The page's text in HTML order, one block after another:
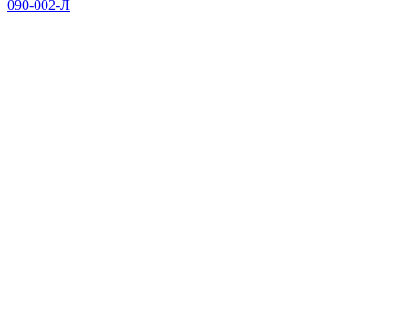
090-002-Л